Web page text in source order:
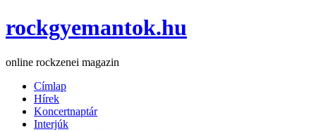
rockgyemantok.hu
online rockzenei magazin
Címlap
Hírek
Koncertnaptár
Interjúk